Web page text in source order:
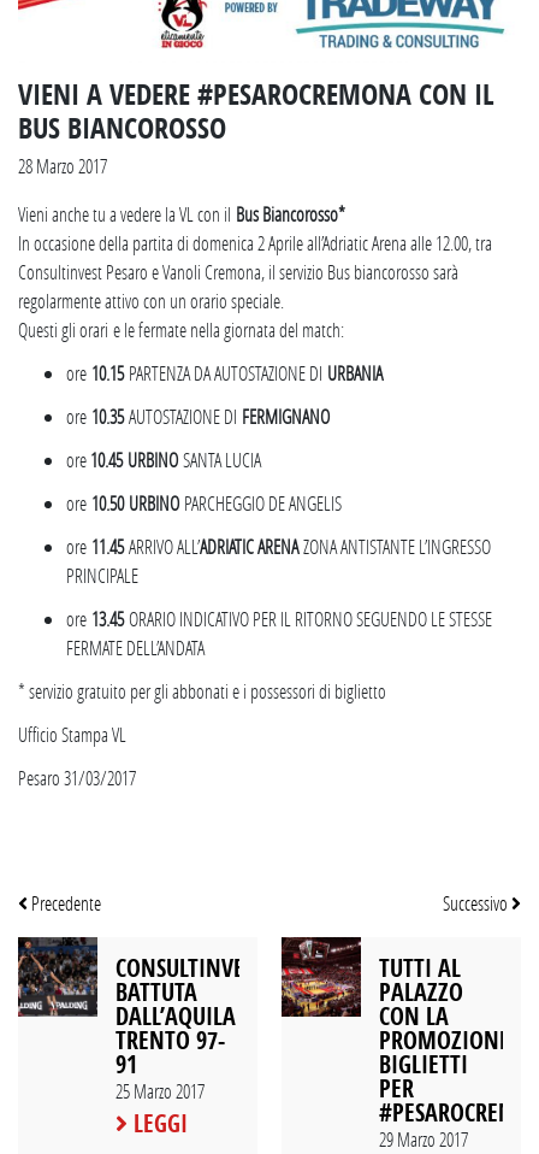
VIENI A VEDERE #PESAROCREMONA CON IL
BUS BIANCOROSSO
28 Marzo 2017
Vieni anche tu a vedere la VL con il Bus Biancorosso*
In occasione della partita di domenica 2 Aprile all’Adriatic Arena alle 12.00, tra
Consultinvest Pesaro e Vanoli Cremona, il servizio Bus biancorosso sarà
regolarmente attivo con un orario speciale.
Questi gli orari e le fermate nella giornata del match:
ore 10.15PARTENZA DA AUTOSTAZIONE DI URBANIA
ore 10.35AUTOSTAZIONE DI FERMIGNANO
ore10.45 URBINOSANTA LUCIA
ore 10.50 URBINO PARCHEGGIO DE ANGELIS
ore 11.45ARRIVO ALL’ADRIATIC ARENAZONA ANTISTANTE L’INGRESSO
PRINCIPALE
ore 13.45ORARIO INDICATIVO PER IL RITORNO SEGUENDO LE STESSE
FERMATE DELL’ANDATA
* servizio gratuito per gli abbonati e i possessori di biglietto
Ufficio Stampa VL
Pesaro 31/03/2017
Precedente
CONSULTINVEST
BATTUTA
DALL’AQUILA
TRENTO 97-
91
25 Marzo 2017
LEGGI
Successivo
TUTTI AL
PALAZZO
CON LA
PROMOZIONE
BIGLIETTI
PER
29 Marzo 2017